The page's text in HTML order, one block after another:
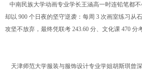
中南民族大学动画专业学长王涵高一时连铅笔都不
却以 900 个日夜的坚守逆袭：每周 3 次画室练习从
攻坚不放弃，最终凭联考 243.60 分、文化课 470 分
天津师范大学服装与服饰设计专业学姐胡斯琪曾